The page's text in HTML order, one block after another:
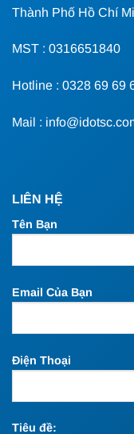
Thành Phố Hồ Chí
MST : 0316651840
Hotline : 0328 69 69
Mail :
LIÊN HỆ
Tên Bạn
Email Của Bạn
Điện Thoại
Tiêu đề: